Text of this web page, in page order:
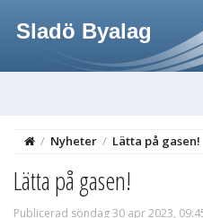
Sladö Byalag
/ Nyheter / Lätta på gasen!
Lätta på gasen!
Publicerad söndag 30 apr 2023,